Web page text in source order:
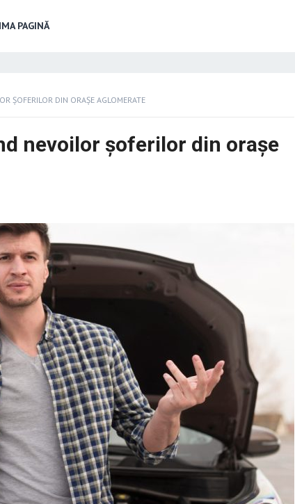
PAGINĂ
ȘOFERILOR DIN ORAȘE AGLOMERATE
nevoilor șoferilor din orașe